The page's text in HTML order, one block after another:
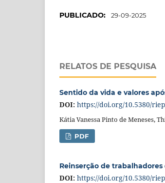
PUBLICADO: 29-09-2025
RELATOS DE PESQUISA
Sentido da vida e valores
DOI: https://doi.org/10.5380/
Kátia Vanessa Pinto de Meneses,
PDF
Reinserção de
DOI: https://doi.org/10.5380/